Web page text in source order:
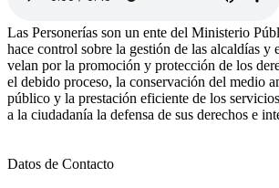
Las Personerías son un ente del Ministerio
hace control sobre la gestión de las alcaldías y
velan por la promoción y protección de los
el debido proceso, la conservación del medio
público y la prestación eficiente de los
a la ciudadanía la defensa de sus derechos e
Datos de Contacto